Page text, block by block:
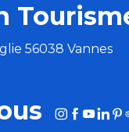
56038 Vannes